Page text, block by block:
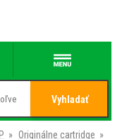
Vyhladať
» Originálne cartridge »